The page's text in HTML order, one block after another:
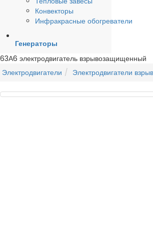
Конвекторы
Инфракрасные обогреватели
Генераторы
электродвигатель взрывозащищенный
Электродвигатели
Электродвигатели